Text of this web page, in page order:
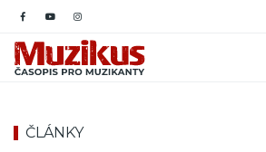
ČLÁNKY